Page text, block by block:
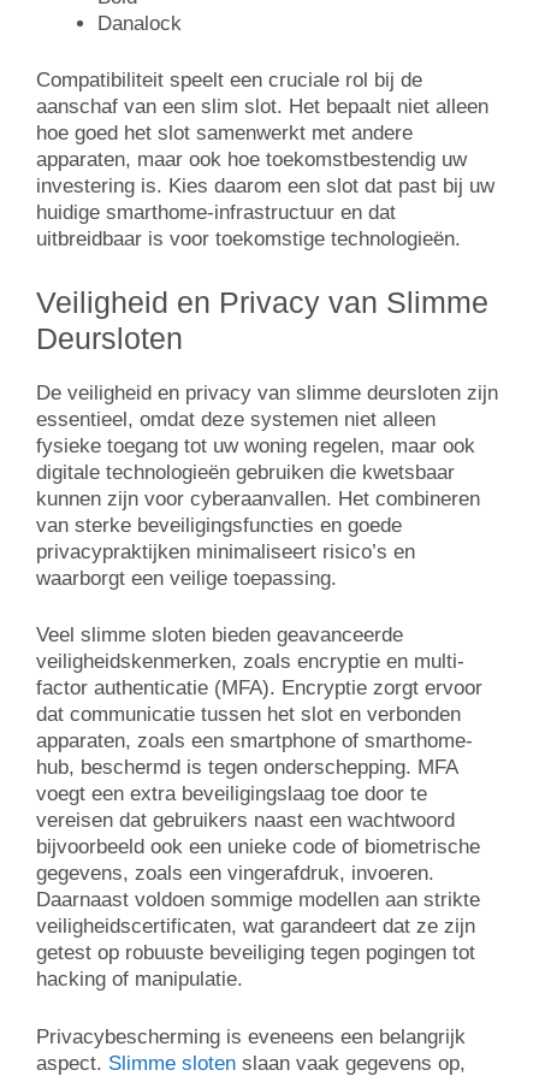
Danalock
Compatibiliteit speelt een cruciale rol bij de
aanschaf van een slim slot. Het bepaalt niet alleen
hoe goed het slot samenwerkt met andere
apparaten, maar ook hoe toekomstbestendig uw
investering is. Kies daarom een slot dat past bij uw
huidige smarthome-infrastructuur en dat
uitbreidbaar is voor toekomstige technologieën.
Veiligheid en Privacy van Slimme
Deursloten
De veiligheid en privacy van slimme deursloten zijn
essentieel, omdat deze systemen niet alleen
fysieke toegang tot uw woning regelen, maar ook
digitale technologieën gebruiken die kwetsbaar
kunnen zijn voor cyberaanvallen. Het combineren
van sterke beveiligingsfuncties en goede
privacypraktijken minimaliseert risico’s en
waarborgt een veilige toepassing.
Veel slimme sloten bieden geavanceerde
veiligheidskenmerken, zoals encryptie en multi-
factor authenticatie (MFA). Encryptie zorgt ervoor
dat communicatie tussen het slot en verbonden
apparaten, zoals een smartphone of smarthome-
hub, beschermd is tegen onderschepping. MFA
voegt een extra beveiligingslaag toe door te
vereisen dat gebruikers naast een wachtwoord
bijvoorbeeld ook een unieke code of biometrische
gegevens, zoals een vingerafdruk, invoeren.
Daarnaast voldoen sommige modellen aan strikte
veiligheidscertificaten, wat garandeert dat ze zijn
getest op robuuste beveiliging tegen pogingen tot
hacking of manipulatie.
Privacybescherming is eveneens een belangrijk
aspect. Slimme sloten slaan vaak gegevens op,